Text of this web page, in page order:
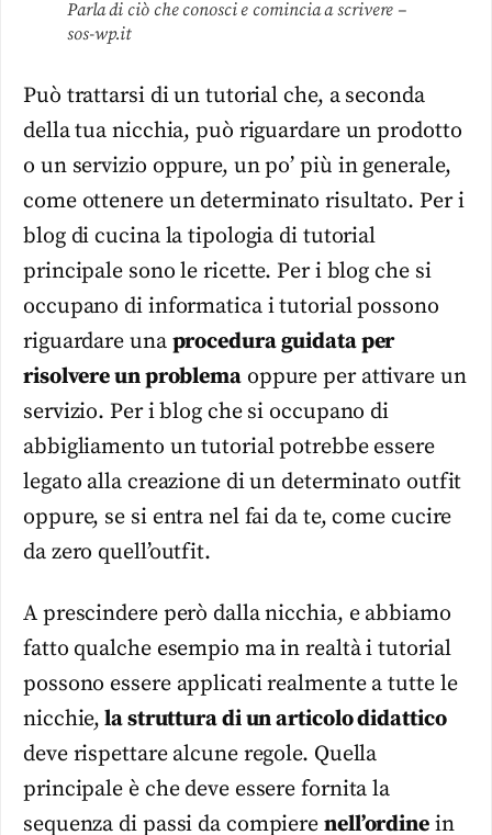
Parla di ciò che conosci e comincia a scrivere –
sos-wp.it
Può trattarsi di un tutorial che, a seconda
della tua nicchia, può riguardare un prodotto
o un servizio oppure, un po’ più in generale,
come ottenere un determinato risultato. Per i
blog di cucina la tipologia di tutorial
principale sono le ricette. Per i blog che si
occupano di informatica i tutorial possono
riguardare una procedura guidata per
risolvere un problemaoppure per attivare un
servizio. Per i blog che si occupano di
abbigliamento un tutorial potrebbe essere
legato alla creazione di un determinato outfit
oppure, se si entra nel fai da te, come cucire
da zero quell’outfit.
A prescindere però dalla nicchia, e abbiamo
fatto qualche esempio ma in realtà i tutorial
possono essere applicati realmente a tutte le
nicchie, la struttura di un articolo didattico
deve rispettare alcune regole. Quella
principale è che deve essere fornita la
sequenza di passi da compiere nell’ordinein